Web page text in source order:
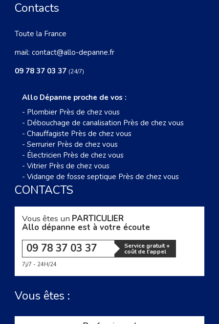
Contacts
Toute la France
mail: contact@allo-depanne.fr
09 78 37 03 37 (24/7)
Allo Dépanne proche de vos :
- Plombier Près de chez vous
- Débouchage de canalisation Près de chez vous
- Chauffagiste Près de chez vous
- Serrurier Près de chez vous
- Électricien Près de chez vous
- Vitrier Près de chez vous
- Vidange de fosse septique Près de chez vous
CONTACTS
Vous êtes un PARTICULIER
Allo dépanne est à votre écoute
09 78 37 03 37 Service gratuit +
coût de l'appel
7j/7 - 24H/24
Vous êtes :